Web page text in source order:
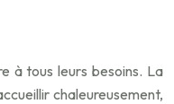
à tous leurs besoins. La
chaleureusement,